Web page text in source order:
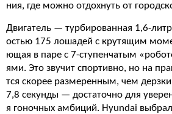
ния, где можно отдохнуть от
Двигатель — турбированная 1,6-
остью 175 лошадей с крутящим
ющая в паре с 7-ступенчатым
ями. Это звучит спортивно, но на
тся скорее размеренным, чем
7,8 секунды — достаточно для
я гоночных амбиций. Hyundai